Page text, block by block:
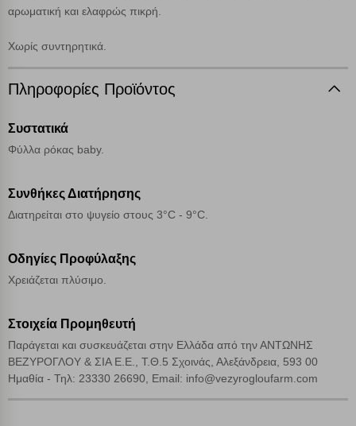
αρωματική και ελαφρώς πικρή.
Χωρίς συντηρητικά.
Πληροφορίες Προϊόντος
Συστατικά
Φύλλα ρόκας baby.
Συνθήκες Διατήρησης
Διατηρείται στο ψυγείο στους 3°C - 9°C.
Οδηγίες Προφύλαξης
Χρειάζεται πλύσιμο.
Στοιχεία Προμηθευτή
Παράγεται και συσκευάζεται στην Ελλάδα από την ΑΝΤΩΝΗΣ
ΒΕΖΥΡΟΓΛΟΥ & ΣΙΑ Ε.Ε., Τ.Θ.5 Σχοινάς, Αλεξάνδρεια, 593 00
Ημαθία - Τηλ: 23330 26690, Email: info@vezyrogloufarm.com
Cookies στόχευσης
Cookies απόδοσης
Απολύτως απαραίτητα cookies
Απόρριψη όλων